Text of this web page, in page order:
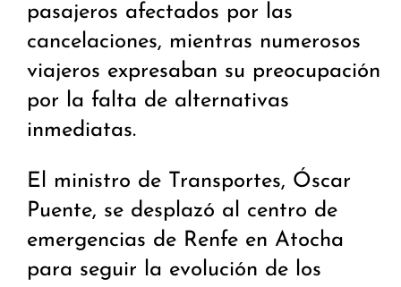
pasajeros afectados por las
cancelaciones, mientras numerosos
viajeros expresaban su preocupación
por la falta de alternativas
inmediatas.
El ministro de Transportes, Óscar
Puente, se desplazó al centro de
emergencias de Renfe en Atocha
para seguir la evolución de los